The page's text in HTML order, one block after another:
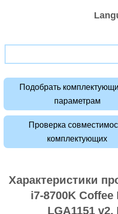
Подобрать
параметрам
Проверка
комплектующих
Характеристики
i7-8700K Coffee
LGA1151 v2,